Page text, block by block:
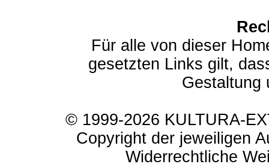
Für alle von dieser
gesetzten Links gilt,
Gestaltung
© 1999-2026 KULTURA-
Copyright der jeweiligen
Widerrechtliche